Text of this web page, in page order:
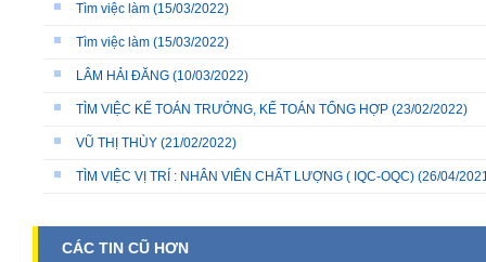
Tìm việc làm (15/03/2022)
Tìm việc làm (15/03/2022)
LÂM HẢI ĐĂNG (10/03/2022)
TÌM VIỆC KẾ TOÁN TRƯỞNG, KẾ TOÁN TỔNG HỢP (23/02/2022)
VŨ THỊ THÙY (21/02/2022)
TÌM VIỆC VỊ TRÍ : NHÂN VIÊN CHẤT LƯỢNG ( IQC-OQC) (26/04/
CÁC TIN CŨ HƠN